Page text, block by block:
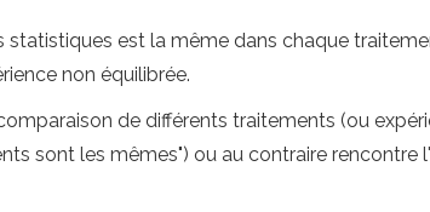
est la même dans chaque
non équilibrée.
de différents traitements (ou
sont les mêmes") ou au contraire rencontre